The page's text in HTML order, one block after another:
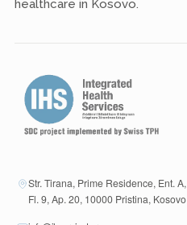
healthcare in Kosovo.
Str. Tirana, Prime Residence, Ent. A,
Fl. 9, Ap. 20, 10000 Pristina, Kosovo